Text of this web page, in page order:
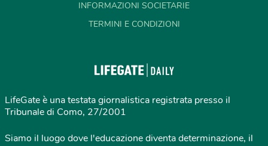
INFORMAZIONI SOCIETARIE
TERMINI E CONDIZIONI
LifeGate è una testata giornalistica registrata presso il
Tribunale di Como, 27/2001
Siamo il luogo dove l'educazione diventa determinazione, il